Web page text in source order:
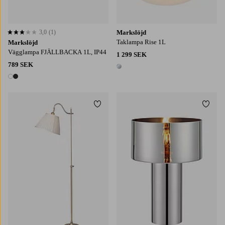
Markslöjd
Vägglampa FJÄLLBACKA 1L, IP44
789 SEK
2 färger
3,0 baserat på 1 st betyg
3,0 (1)
Markslöjd
Taklampa Rise 1L
1 299 SEK
1 färg
Lägg till i favoriter